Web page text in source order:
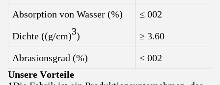
Absorption von Wasser (%) ≤ 002
Dichte ((g/cm)3) ≥ 3.60
Abrasionsgrad (%)
≤ 002
Unsere Vorteile